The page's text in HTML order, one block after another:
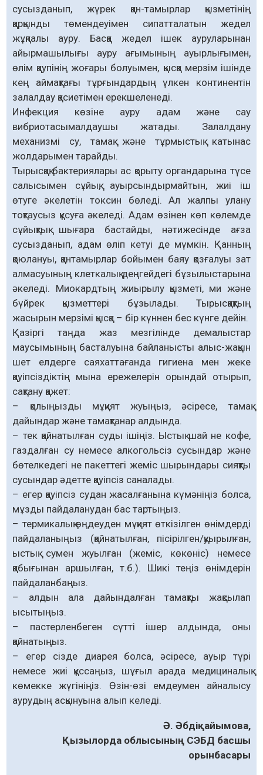
сусызданып, жүрек қан-тамырлар қызметінің
қарқынды төмендеуімен сипатталатын жедел
жұқпалы ауру. Басқа жедел ішек ауруларынан
айырмашылығы ауру ағымының ауырлығымен,
өлім қаупінің жоғары болуымен, қысқа мерзім ішінде
кең аймақтағы тұрғындардың үлкен континентін
залалдау қасиетімен ерекшеленеді.
Инфекция көзіне ауру адам және сау
вибриотасымалдаушы жатады. Залалдану
механизмі су, тамақ және тұрмыстық катынас
жолдарымен тарайды.
Тырысқақ бактериялары ас қорыту органдарына түсе
салысымен сұйық, ауырсындырмайтын, жиі іш
өтуге әкелетін токсин бөледі. Ал жалпы улану
тоқтаусыз құсуға әкеледі. Адам өзінен көп көлемде
сұйықтық шығара бастайды, нәтижесінде ағза
сусызданып, адам өліп кетуі де мүмкін. Қанның
қоюлануы, қантамырлар бойымен баяу қозғалуы зат
алмасуының клеткалық деңгейдегі бұзылыстарына
әкеледі. Миокардтың жиырылу қызметі, ми және
бүйрек қызметтері бұзылады. Тырысқақтың
жасырын мерзімі қысқа – бір күннен бес күнге дейін.
Қазіргі таңда жаз мезгілінде демалыстар
маусымының басталуына байланысты алыс-жақын
шет елдерге саяхаттағанда гигиена мен жеке
қауіпсіздіктің мына ережелерін орындай отырып,
сақтану қажет:
– қолыңызды мұқият жуыңыз, әсіресе, тамақ
дайындар және тамақтанар алдында.
– тек қайнатылған суды ішіңіз. Ыстық шай не кофе,
газдалған су немесе алкогольсіз сусындар және
бөтелкедегі не пакеттегі жеміс шырындары сияқты
сусындар әдетте қауіпсіз саналады.
– егер қауіпсіз судан жасалғанына күмәніңіз болса,
мұзды пайдаланудан бас тартыңыз.
– термикалық өңдеуден мұқият өткізілген өнімдерді
пайдаланыңыз (қайнатылған, пісірілген/қуырылған,
ыстық сумен жуылған (жеміс, көкөніс) немесе
қабығынан аршылған, т.б.). Шикі теңіз өнімдерін
пайдаланбаңыз.
– алдын ала дайындалған тамақты жақсылап
ысытыңыз.
– пастерленбеген сүтті ішер алдында, оны
қайнатыңыз.
– егер сізде диарея болса, әсіресе, ауыр түрі
немесе жиі құссаңыз, шұғыл арада медициналық
көмекке жүгініңіз. Өзін-өзі емдеумен айналысу
аурудың асқынуына алып келеді.
Ә. Әбдіқайымова,
Қызылорда облысының СЭБД басшы
орынбасары